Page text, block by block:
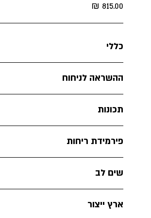
815.00
₪
כללי
ההשראה לניחוח
תכונות
פירמידת ריחות
שים לב
ארץ ייצור